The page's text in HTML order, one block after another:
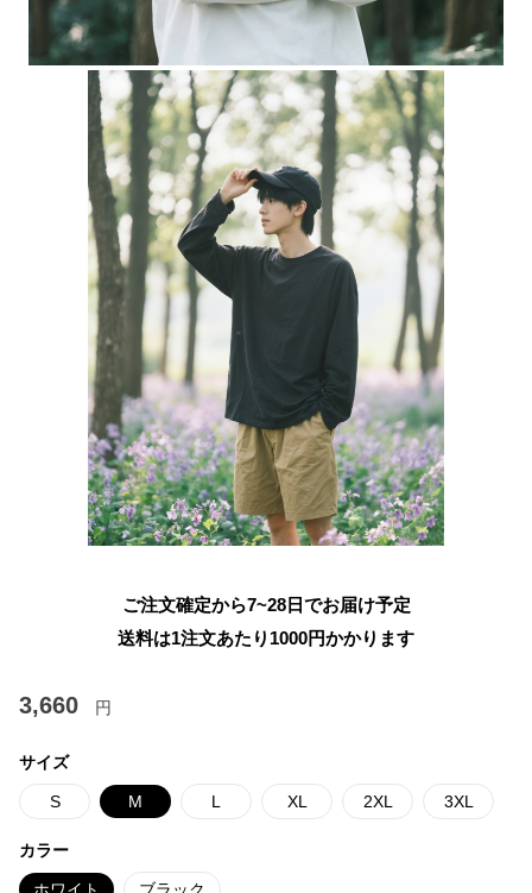
ご注文確定から7~28日でお届け予定
送料は1注文あたり 1000円かかります
3,660 円
サイズ
S M L XL 2XL 3XL
カラー